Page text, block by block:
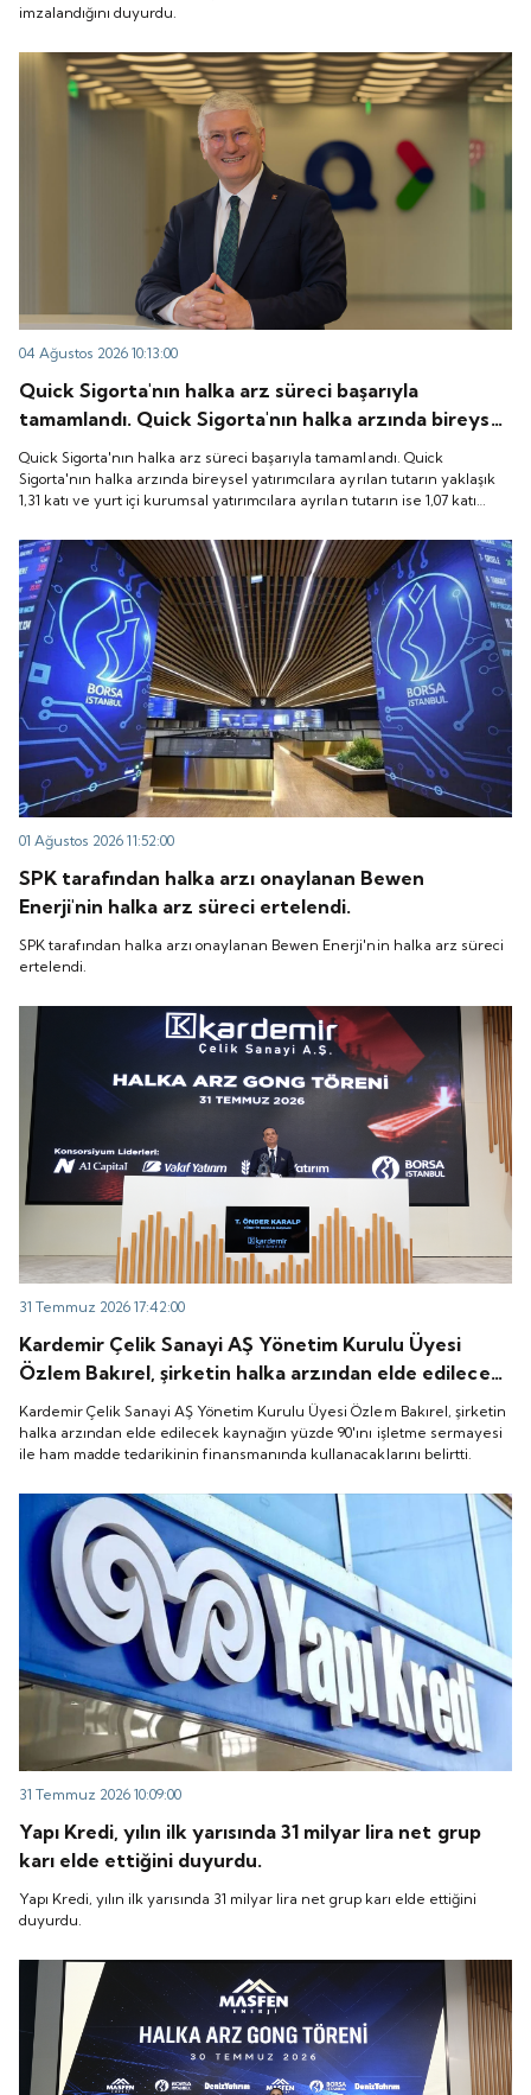
imzalandığını duyurdu.
04 Ağustos 2026 10:13:00
Quick Sigorta'nın halka arz süreci başarıyla
tamamlandı. Quick Sigorta'nın halka arzında bireysel
yatırımcılara ayrılan tutarın yaklaşık 1,31 katı ve yurt
içi kurumsal yatırımcılara ayrılan tutarın ise 1,07 katı
talep geldi. Quick Sigorta, 6 Ağustos 2026 tarihinde
görmeye başlayacak.
Quick Sigorta'nın halka arz süreci başarıyla tamamlandı. Quick
Sigorta'nın halka arzında bireysel yatırımcılara ayrılan tutarın yaklaşık
1,31 katı ve yurt içi kurumsal yatırımcılara ayrılan tutarın ise 1,07 katı
koduyla Borsa İstanbul'da işlem görmeye başlayacak.
01 Ağustos 2026 11:52:00
SPK tarafından halka arzı onaylanan Bewen
Enerji'nin halka arz süreci ertelendi.
SPK tarafından halka arzı onaylanan Bewen Enerji'nin halka arz süreci
ertelendi.
31 Temmuz 2026 17:42:00
Kardemir Çelik Sanayi AŞ Yönetim Kurulu Üyesi
Özlem Bakırel, şirketin halka arzından elde edilecek
kaynağın yüzde 90'ını işletme sermayesi ile ham
madde tedarikinin finansmanında kullanacaklarını
belirtti.
Kardemir Çelik Sanayi AŞ Yönetim Kurulu Üyesi Özlem Bakırel, şirketin
halka arzından elde edilecek kaynağın yüzde 90'ını işletme sermayesi
ile ham madde tedarikinin finansmanında kullanacaklarını belirtti.
31 Temmuz 2026 10:09:00
Yapı Kredi, yılın ilk yarısında 31 milyar lira net grup
karı elde ettiğini duyurdu.
Yapı Kredi, yılın ilk yarısında 31 milyar lira net grup karı elde ettiğini
duyurdu.